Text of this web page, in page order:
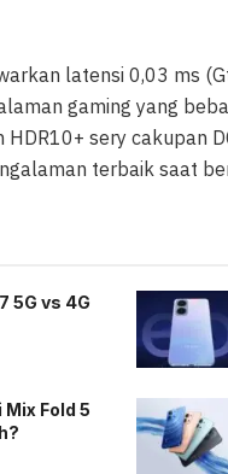
latensi 0,03 ms
gaming yang
sery cakupan
terbaik saat
5G vs 4G
Fold 5